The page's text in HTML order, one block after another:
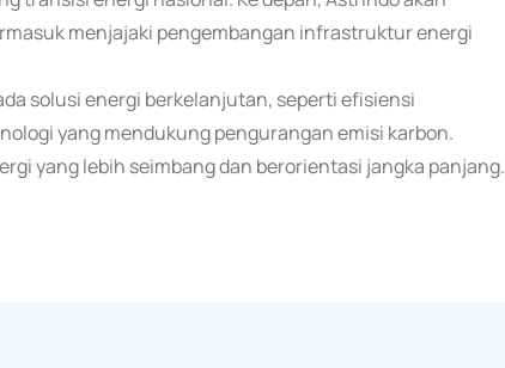
menjajaki pengembangan infrastruktur energi
solusi energi berkelanjutan, seperti efisiensi
yang mendukung pengurangan emisi karbon.
yang lebih seimbang dan berorientasi jangka panjang.